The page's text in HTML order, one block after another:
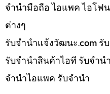
จำนำมือถือ ไอแพค ไอโฟ
ต่างๆ
รับจํานําแจ้งวัฒนะ.com รั
รับจำนำสินค้าไอที รับจำ
จำนำไอแพค รับจำนำ